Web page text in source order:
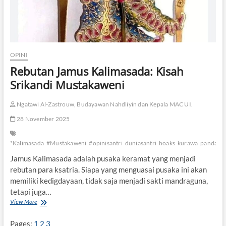
OPINI
Rebutan Jamus Kalimasada: Kisah
Srikandi Mustakaweni
Ngatawi Al-Zastrouw, Budayawan Nahdliyin dan Kepala MAC UI.
28 November 2025
*Kalimasada #Mustakaweni #opinisantri duniasantri hoaks kurawa pandawa
Jamus Kalimasada adalah pusaka keramat yang menjadi
rebutan para ksatria. Siapa yang menguasai pusaka ini akan
memiliki kedigdayaan, tidak saja menjadi sakti mandraguna,
tetapi juga…
View MoreR
Pages: 1 2 3